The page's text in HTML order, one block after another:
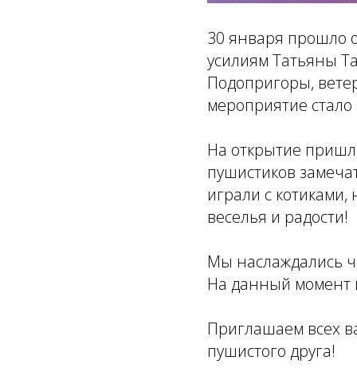
30 января прошло
усилиям Татьяны
Подопригоры,
мероприятие
На открытие
пушистиков
играли с
веселья и радости!
Мы наслаждались
На данный момент
Приглашаем всех
пушистого друга!